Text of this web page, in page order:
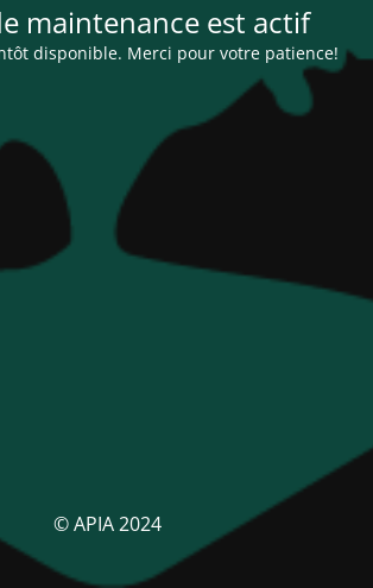
maintenance est actif
disponible. Merci pour votre patience!
© APIA 2024